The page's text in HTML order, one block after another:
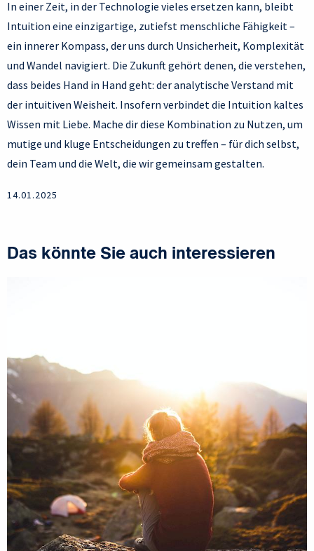
In einer Zeit, in der Technologie vieles ersetzen kann, bleibt
Intuition eine einzigartige, zutiefst menschliche Fähigkeit –
ein innerer Kompass, der uns durch Unsicherheit, Komplexität
und Wandel navigiert. Die Zukunft gehört denen, die verstehen,
dass beides Hand in Hand geht: der analytische Verstand mit
der intuitiven Weisheit. Insofern verbindet die Intuition kaltes
Wissen mit Liebe. Mache dir diese Kombination zu Nutzen, um
mutige und kluge Entscheidungen zu treffen – für dich selbst,
dein Team und die Welt, die wir gemeinsam gestalten.
14.01.2025
Das könnte Sie auch interessieren